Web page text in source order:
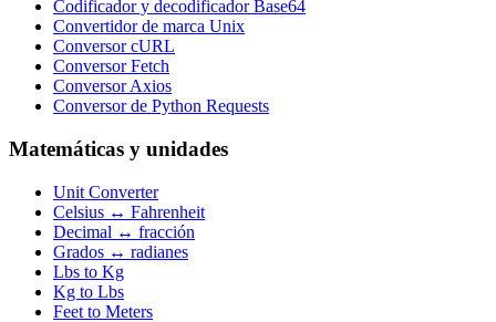
Codificador y decodificador Base64
Convertidor de marca Unix
Conversor cURL
Conversor Fetch
Conversor Axios
Conversor de Python Requests
Matemáticas y unidades
Unit Converter
Celsius ↔ Fahrenheit
Decimal ↔ fracción
Grados ↔ radianes
Lbs to Kg
Kg to Lbs
Feet to Meters